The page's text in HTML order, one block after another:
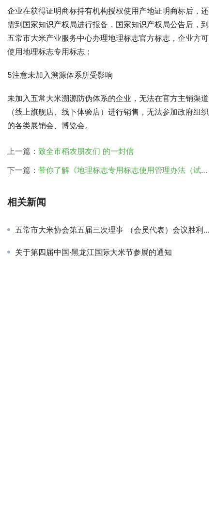
企业在获得证明商标持有机构授权使用产地证明商标后，还
需到国家知识产权局进行报备，国家知识产权局公告后，到
五常市大米产业服务中心办理地理标志官方标志，企业方可
使用地理标志专用标志；
5注意未加入溯源体系所受影响
未加入五常大米溯源防伪体系的企业，无法在官方主销渠道
（线上旗舰店、线下体验店）进行销售，无法参加政府组织
的各类展销会、博览会。
上一篇： 致全市稻农朋友们 的一封信
下一篇： 带你了解《地理标志专用标志使用管理办法（试行）》
相关新闻
五常市大米协会第五届三次理事 （会员代表）会议胜利召开
关于第四届中国·黑龙江国际大米节参展的通知